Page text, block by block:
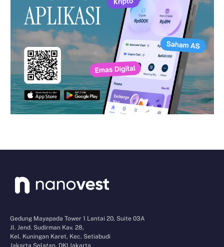
Gedung Mayapada Tower 1 Lantai 20, Suite 03A
Jl. Jend. Sudirman Kav. 28,
Kel. Kuningan Karet, Kec. Setiabudi